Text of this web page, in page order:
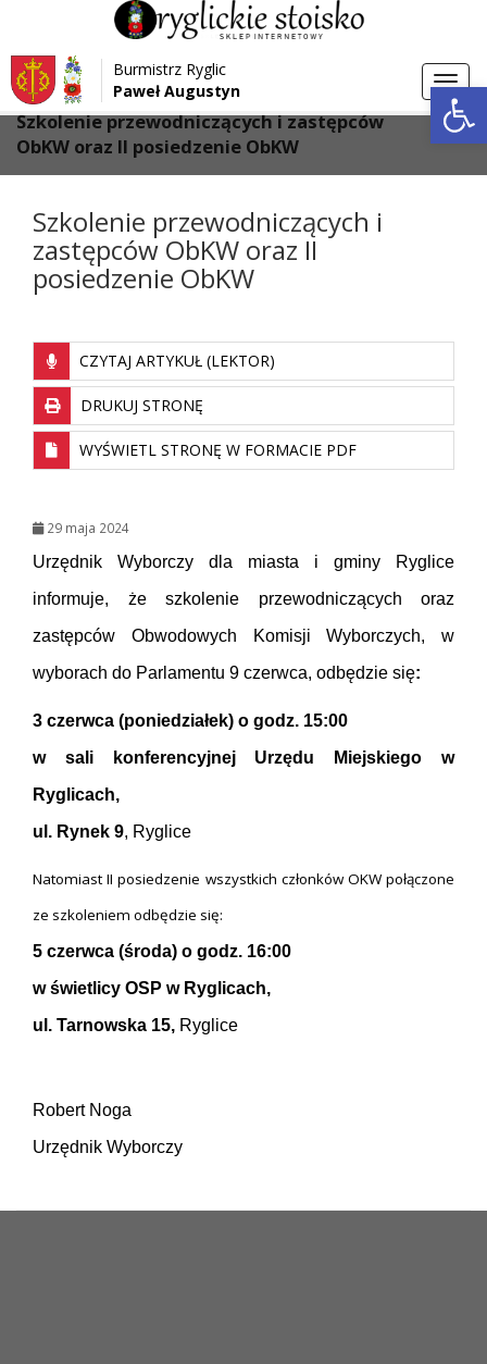
Przejdź do menu
Przejdź do głównej treści strony
Przejdź do stopki strony
Burmistrz Ryglic
Paweł Augustyn
Strona główna > Aktualności
Szkolenie przewodniczących i zastępców
ObKW oraz II posiedzenie ObKW
Szkolenie przewodniczących i
zastępców ObKW oraz II
posiedzenie ObKW
CZYTAJ ARTYKUŁ (LEKTOR)
DRUKUJ STRONĘ
WYŚWIETL STRONĘ W FORMACIE PDF
29 maja 2024
Urzędnik Wyborczy dla miasta i gminy Ryglice
informuje, że szkolenie przewodniczących oraz
zastępców Obwodowych Komisji Wyborczych, w
wyborach do Parlamentu 9 czerwca, odbędzie się:
3 czerwca (poniedziałek) o godz. 15:00
w sali konferencyjnej Urzędu Miejskiego w
Ryglicach,
ul. Rynek 9, Ryglice
Natomiast II posiedzenie wszystkich członków OKW połączone
ze szkoleniem odbędzie się:
5 czerwca (środa) o godz. 16:00
w świetlicy OSP w Ryglicach,
ul. Tarnowska 15, Ryglice
Robert Noga
Urzędnik Wyborczy